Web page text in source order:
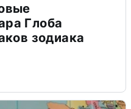
Глоба
зодиака